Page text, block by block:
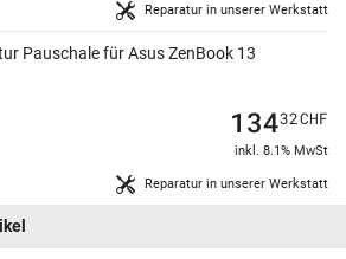
Reparatur in unserer Werkstatt
Pauschale für Asus ZenBook 13
Reparatur in unserer Werkstatt
13432CHF
inkl. 8.1% MwSt